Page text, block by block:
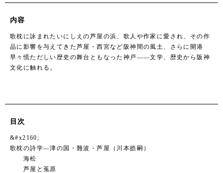
内容
歌枕に詠まれたいにしえの芦屋の浜、歌人や作家に愛され、その作
品に影響を与えてきた芦屋・西宮など阪神間の風土、さらに開港
早々慌ただしい歴史の舞台ともなった神戸――文学、歴史から阪神
文化に触れる。
目次
&#x2160;
歌枕の詩学―津の国・難波・芦屋（川本皓嗣）
海松
芦屋と菟原